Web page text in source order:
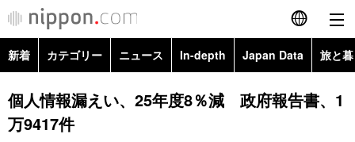
English
简体字
新着 カテゴリー ニュース In-depth Japan Data 旅と
政治・外交
経済・ビジネス
Topics
個人情報漏えい、25年度8％減 政府報告書、1
万9417件